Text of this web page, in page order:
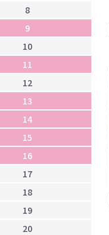
8
9
10
11
12
13
14
15
16
17
18
19
20